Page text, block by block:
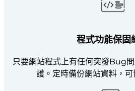
程式功能保固
只要網站程式上有任何突發Bug
護。定時備份網站資料，可